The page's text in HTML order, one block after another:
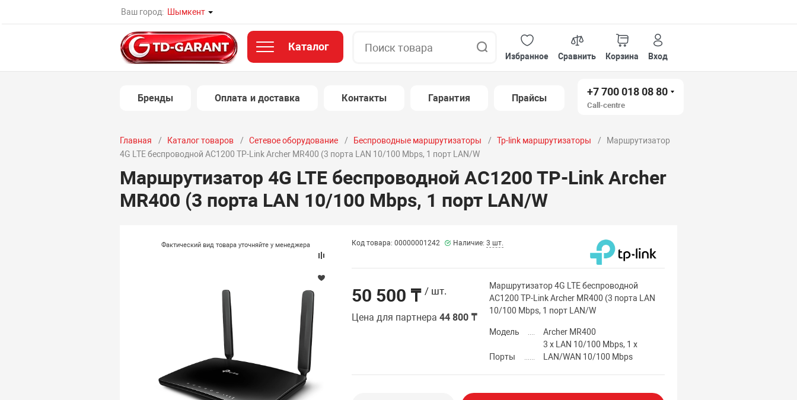
Ваш город: Шымкент
Каталог
Избранное
Сравнить Корзина Вход
Бренды Оплата и доставка Контакты Гарантия Прайсы
+7 700 018 08 80
Call-centre
Главная Каталог товаров Сетевое оборудование Беспроводные маршрутизаторы Tp-link маршрутизаторы
Маршрутизатор
4G LTE беспроводной AC1200 TP-Link Archer MR400 (3 порта LAN 10/100 Mbps, 1 порт LAN/W
Маршрутизатор 4G LTE беспроводной AC1200 TP-Link Archer
MR400 (3 порта LAN 10/100 Mbps, 1 порт LAN/W
Фактический вид товара уточняйте у менеджера Код товара: 00000001242 Наличие: 3 шт.
50 500 ₸ / шт.
Цена для партнера44 800 ₸
Маршрутизатор 4G LTE беспроводной
AC1200 TP-Link Archer MR400 (3 порта LAN
10/100 Mbps, 1 порт LAN/W
Модель Archer MR400
Порты
3 x LAN 10/100 Mbps, 1 x
LAN/WAN 10/100 Mbps